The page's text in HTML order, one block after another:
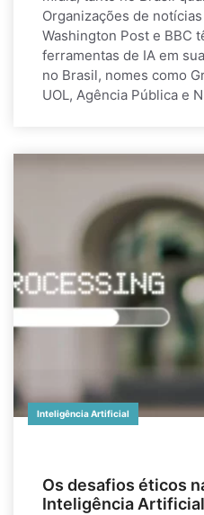
Organizações de
Washington Post e BBC
ferramentas de IA em
no Brasil, nomes como
UOL, Agência Pública e
Inteligência Artificial
Os desafios éticos
Inteligência